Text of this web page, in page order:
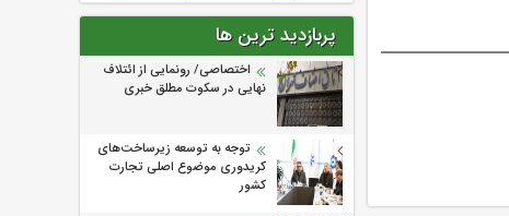
پربازدید ترین ها
اختصاصی/ رونمایی از ائتلاف‌
نهایی در سکوت مطلق خبری
توجه به توسعه زیرساخت‌های
کریدوری موضوع اصلی تجارت
کشور